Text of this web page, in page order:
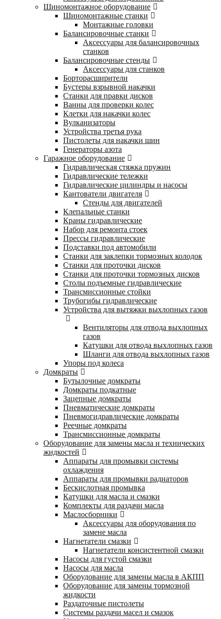
Шиномонтажное оборудование
Шиномонтажные станки
Монтажные головки
Балансировочные станки
Аксессуары для балансировочных
станков
Балансировочные стенды
Аксессуары для станков
Борторасширители
Бустеры взрывной накачки
Станки для правки дисков
Ванны для проверки колес
Клетки для накачки колес
Вулканизаторы
Устройства третья рука
Пистолеты для накачки шин
Генераторы азота
Гаражное оборудование
Гидравлическая стяжка пружин
Гидравлические тележки
Гидравлические цилиндры и насосы
Кантователи двигателя
Стенды для двигателей
Клепальные станки
Краны гидравлические
Набор для ремонта стоек
Прессы гидравлические
Подставки под автомобили
Станки для заклепки тормозных колодок
Станки для проточки дисков
Станки для проточки тормозных дисков
Столы подъемные гидравлические
Трансмиссионные стойки
Трубогибы гидравлические
Устройства для вытяжки выхлопных газов
Вентиляторы для отвода выхлопных
газов
Катушки для отвода выхлопных газов
Шланги для отвода выхлопных газов
Упоры под колеса
Домкраты
Бутылочные домкраты
Домкраты подкатные
Зацепные домкраты
Пневматические домкраты
Пневмогидравлические домкраты
Реечные домкраты
Трансмиссионные домкраты
Оборудование для замены масла и технических
жидкостей
Аппараты для промывки системы
охлаждения
Аппараты для промывки радиаторов
Бескислотная промывка
Катушки для масла и смазки
Комплекты для раздачи масла
Маслосборники
Аксессуары для оборудования по
замене масла
Нагнетатели смазки
Нагнетатели консистентной смазки
Насосы для густой смазки
Насосы для масла
Оборудование для замены масла в АКПП
Оборудование для замены тормозной
жидкости
Раздаточные пистолеты
Системы раздачи масел и смазок